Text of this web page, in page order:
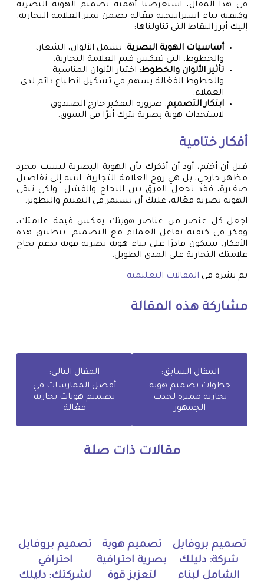
في هذا المقال، استعرضنا أهمية تصميم الهوية البصرية
وكيفية بناء استراتيجية فعّالة تضمن تميز العلامة التجارية.
إليك أبرز النقاط التي تناولناها:
أساسيات الهوية البصرية: تشمل الألوان، الشعار،
والخطوط، التي تعكس قيم العلامة التجارية.
تأثير الألوان والخطوط: اختيار الألوان المناسبة
والخطوط الفعّالة يسهم في تشكيل انطباع دائم لدى
العملاء.
ابتكار التصميم: ضرورة التفكير خارج الصندوق
لاستحداث هوية بصرية تترك أثرًا في السوق.
أفكار ختامية
قبل أن أختم، أود أن أذكرك بأن الهوية البصرية ليست مجرد
مظهر خارجي، بل هي روح العلامة التجارية. انتبه إلى تفاصيل
صغيرة، فقد تجعل الفرق بين النجاح والفشل. ولكي تبقى
الهوية بصرية فعّالة، عليك أن تستمر في التقييم والتطوير.
اجعل كل عنصر من عناصر هويتك يعكس قيمة علامتك،
وفكر في كيفية تفاعل العملاء مع التصميم. بتطبيق هذه
الأفكار، ستكون قادرًا على بناء هوية بصرية قوية تدعم نجاح
علامتك التجارية على المدى الطويل.
تم نشره في المقالات التعليمية
مشاركة هذه المقالة
المقال السابق:
خطوات تصميم هوية
تجارية مميزة لجذب
الجمهور
المقال التالي:
أفضل الممارسات في
تصميم هويات تجارية
فعّالة
مقالات ذات صلة
تصميم بروفايل
شركة: دليلك
الشامل لبناء
تصميم هوية
بصرية احترافية
لتعزيز قوة
تصميم بروفايل
احترافي
لشركتك: دليلك